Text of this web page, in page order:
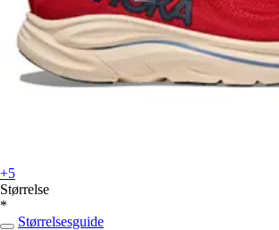
+5
Størrelse
*
Størrelsesguide